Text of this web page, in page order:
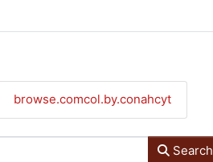
browse.comcol.by.conahcyt
Search